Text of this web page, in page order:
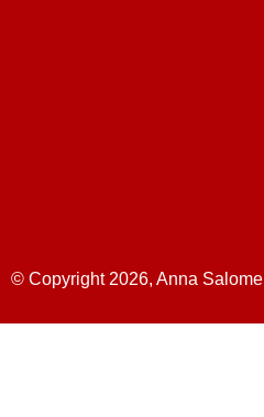
© Copyright 2026, Anna Salome